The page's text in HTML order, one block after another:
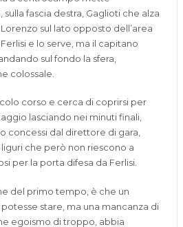
fascia destra, Gaglioti che alza
Lorenzo sul lato opposto dell’area
Ferlisi e lo serve, ma il capitano
sul fondo la sfera,
colossale.
corso e cerca di coprirsi per
lasciando nei minuti finali,
concessi dal direttore di gara,
liguri che però non riescono a
per la porta difesa da Ferlisi.
del primo tempo, è che un
stare, ma una mancanza di
egoismo di troppo abbia